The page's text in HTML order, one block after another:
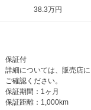
38.3万円
保証付
詳細については、販売店に
ご確認ください。
保証期間：1ヶ月
保証距離：1,000km